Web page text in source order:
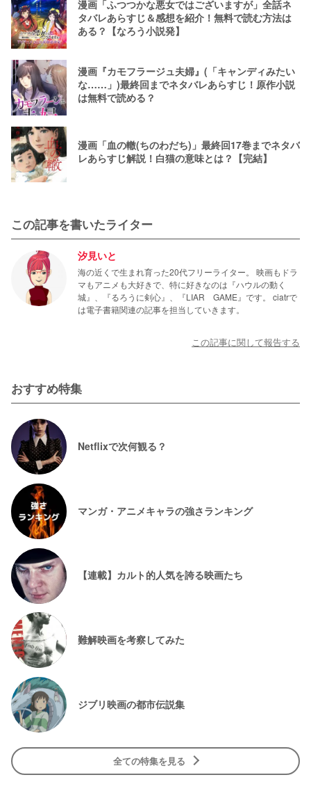
漫画「ふつつかな悪女ではございますが」全話ネ
タバレあらすじ＆感想を紹介！無料で読む方法は
ある？【なろう小説発】
漫画『カモフラージュ夫婦』(「キャンディみたい
な……」)最終回までネタバレあらすじ！原作小説
は無料で読める？
漫画「血の轍(ちのわだち)」最終回17巻までネタバ
レあらすじ解説！白猫の意味とは？【完結】
この記事を書いたライター
汐見いと
海の近くで生まれ育った20代フリーライター。 映画もドラ
マもアニメも大好きで、特に好きなのは『ハウルの動く
城』、『るろうに剣心』、『LIAR GAME』です。 ciatrで
は電子書籍関連の記事を担当していきます。
この記事に関して報告する
おすすめ特集
Netflixで次何観る？
マンガ・アニメキャラの強さランキング
【連載】カルト的人気を誇る映画たち
難解映画を考察してみた
ジブリ映画の都市伝説集
全ての特集を見る